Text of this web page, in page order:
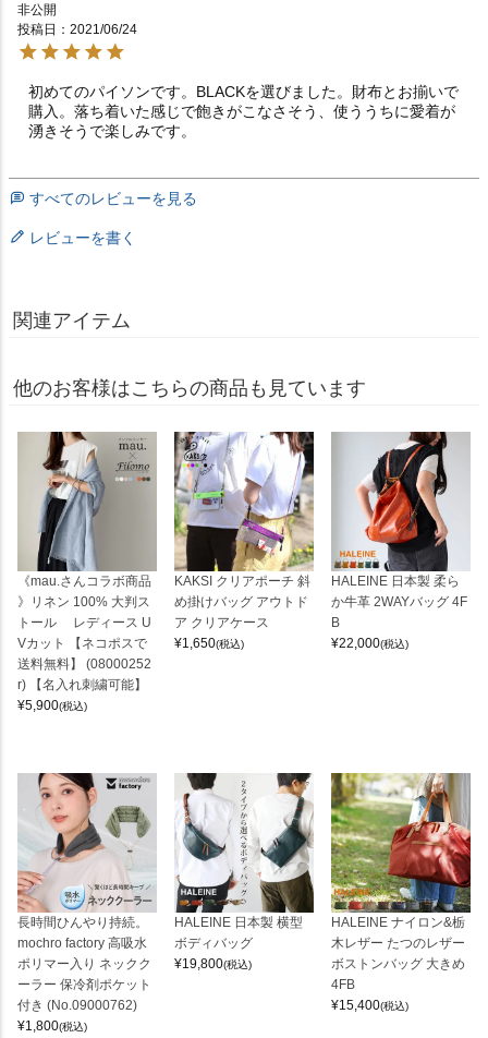
非公開
投稿日
2021/06/24
初めてのパイソンです。BLACKを選びました。財布とお揃いで
購入。落ち着いた感じで飽きがこなさそう、使ううちに愛着が
湧きそうで楽しみです。
すべてのレビューを見る
レビューを書く
関連アイテム
他のお客様はこちらの商品も見ています
《mau.さんコラボ商品
》リネン 100% 大判ス
トール レディース U
Vカット 【ネコポスで
送料無料】 (08000252
r) 【名入れ刺繍可能】
¥5,900(税込)
KAKSI クリアポーチ 斜
め掛けバッグ アウトド
ア クリアケース
¥1,650(税込)
HALEINE 日本製 柔ら
か牛革 2WAYバッグ 4F
B
¥22,000(税込)
長時間ひんやり持続。
mochro factory 高吸水
ポリマー入り ネックク
ーラー 保冷剤ポケット
付き (No.09000762)
¥1,800(税込)
HALEINE 日本製 横型
ボディバッグ
¥19,800(税込)
HALEINE ナイロン&栃
木レザー たつのレザー
ボストンバッグ 大きめ
4FB
¥15,400(税込)